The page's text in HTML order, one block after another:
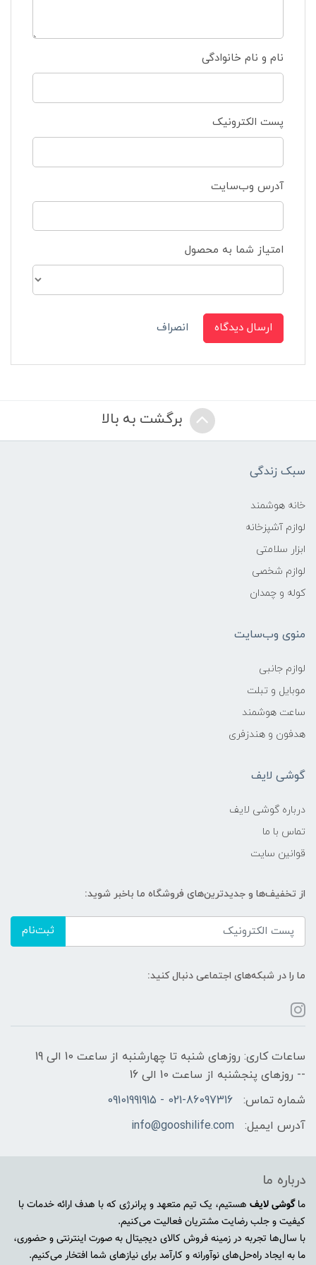
نام و نام خانوادگی
پست الکترونیک
آدرس وب‌سایت
امتیاز شما به محصول
ارسال دیدگاه انصراف
برگشت به بالا
سبک زندگی
خانه هوشمند
لوازم آشپزخانه
ابزار سلامتی
لوازم شخصی
کوله و چمدان
منوی وب‌سایت
لوازم جانبی
موبایل و تبلت
ساعت هوشمند
هدفون و هندزفری
گوشی لایف
درباره گوشی لایف
تماس با ما
قوانین سایت
از تخفیف‌ها و جدیدترین‌های فروشگاه ما باخبر شوید:
ثبت‌نام
ما را در شبکه‌های اجتماعی دنبال کنید:
ساعات کاری: روزهای شنبه تا چهارشنبه از ساعت 10 الی 19
-- روزهای پنجشنبه از ساعت 10 الی 16
شماره تماس:
021-86097316 - 09101991915
آدرس ایمیل:
info@gooshilife.com
درباره ما
ماگوشی لایف هستیم، یک تیم متعهد و پرانرژی که با هدف ارائه خدمات با
کیفیت و جلب رضایت مشتریان فعالیت می‌کنیم.
با سال‌ها تجربه در زمینه فروش کالای دیجیتال به صورت اینترنتی و حضوری،
ما به ایجاد راه‌حل‌های نوآورانه و کارآمد برای نیازهای شما افتخار می‌کنیم.